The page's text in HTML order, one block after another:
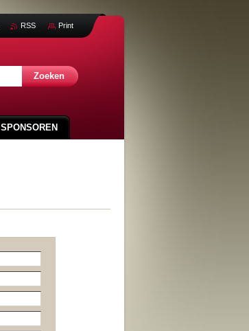
SPONSOREN
RSS Print